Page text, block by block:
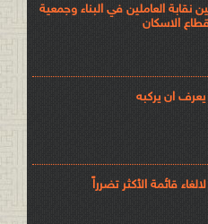
نقابة العاملين في البناء وجمعية
الاسكان
يعرف ان يركبه
قائمة الأكثر تضرراً